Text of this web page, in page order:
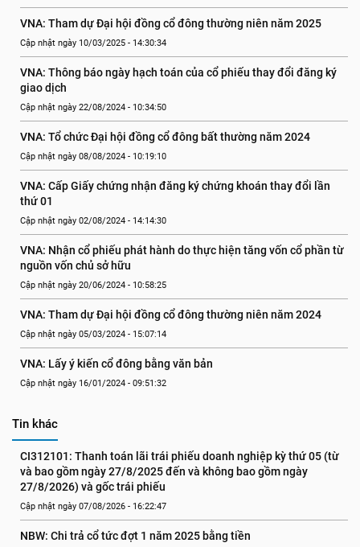
VNA: Tham dự Đại hội đồng cổ đông thường niên năm 2025
Cập nhật ngày 10/03/2025 - 14:30:34
VNA: Thông báo ngày hạch toán của cổ phiếu thay đổi đăng ký
giao dịch
Cập nhật ngày 22/08/2024 - 10:34:50
VNA: Tổ chức Đại hội đồng cổ đông bất thường năm 2024
Cập nhật ngày 08/08/2024 - 10:19:10
VNA: Cấp Giấy chứng nhận đăng ký chứng khoán thay đổi lần
thứ 01
Cập nhật ngày 02/08/2024 - 14:14:30
VNA: Nhận cổ phiếu phát hành do thực hiện tăng vốn cổ phần từ
nguồn vốn chủ sở hữu
Cập nhật ngày 20/06/2024 - 10:58:25
VNA: Tham dự Đại hội đồng cổ đông thường niên năm 2024
Cập nhật ngày 05/03/2024 - 15:07:14
VNA: Lấy ý kiến cổ đông bằng văn bản
Cập nhật ngày 16/01/2024 - 09:51:32
Tin khác
CI312101: Thanh toán lãi trái phiếu doanh nghiệp kỳ thứ 05 (từ
và bao gồm ngày 27/8/2025 đến và không bao gồm ngày
27/8/2026) và gốc trái phiếu
Cập nhật ngày 07/08/2026 - 16:22:47
NBW: Chi trả cổ tức đợt 1 năm 2025 bằng tiền